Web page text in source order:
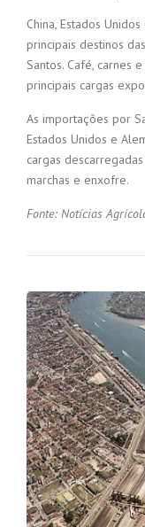
China, Estados
principais destinos
Santos. Café, carnes
principais cargas
As importações por
Estados Unidos e
cargas
marchas e enxofre.
Fonte: Notícias